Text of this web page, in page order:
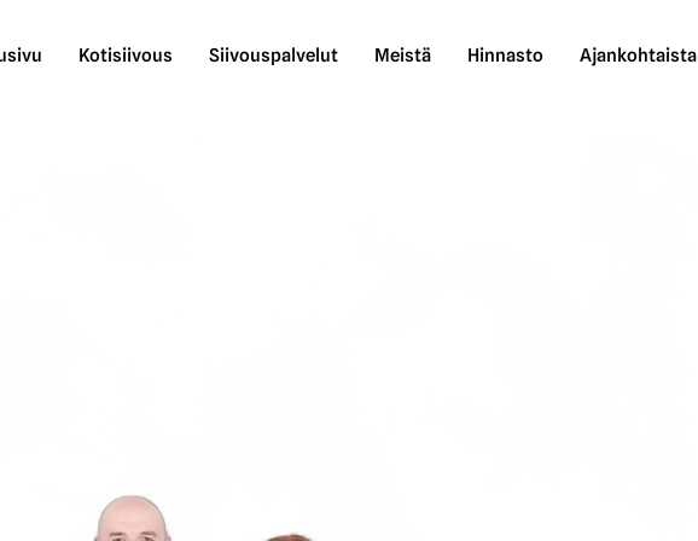
Kotisiivous Siivouspalvelut Meistä Hinnasto Ajankohtaista